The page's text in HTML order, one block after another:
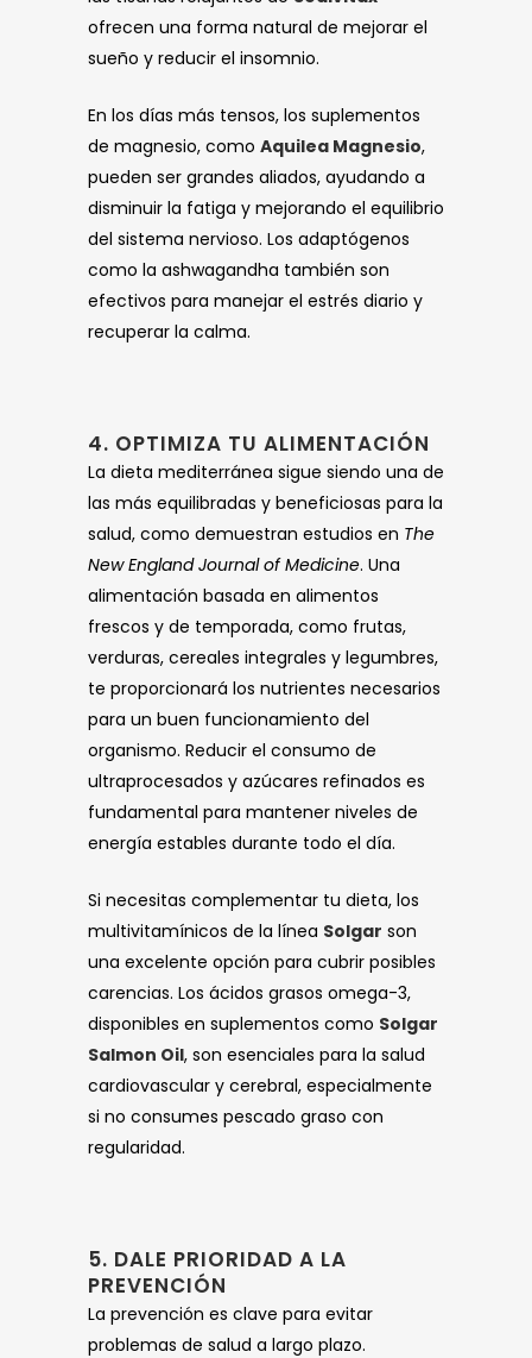
ofrecen una forma natural de mejorar el
sueño y reducir el insomnio.
En los días más tensos, los suplementos
de magnesio, como Aquilea Magnesio,
pueden ser grandes aliados, ayudando a
disminuir la fatiga y mejorando el equilibrio
del sistema nervioso. Los adaptógenos
como la ashwagandha también son
efectivos para manejar el estrés diario y
recuperar la calma.
4. OPTIMIZA TU ALIMENTACIÓN
La dieta mediterránea sigue siendo una de
las más equilibradas y beneficiosas para la
salud, como demuestran estudios en The
New England Journal of Medicine. Una
alimentación basada en alimentos
frescos y de temporada, como frutas,
verduras, cereales integrales y legumbres,
te proporcionará los nutrientes necesarios
para un buen funcionamiento del
organismo. Reducir el consumo de
ultraprocesados y azúcares refinados es
fundamental para mantener niveles de
energía estables durante todo el día.
Si necesitas complementar tu dieta, los
multivitamínicos de la línea Solgar son
una excelente opción para cubrir posibles
carencias. Los ácidos grasos omega-3,
disponibles en suplementos como Solgar
Salmon Oil, son esenciales para la salud
cardiovascular y cerebral, especialmente
si no consumes pescado graso con
regularidad.
5. DALE PRIORIDAD A LA
PREVENCIÓN
La prevención es clave para evitar
problemas de salud a largo plazo.